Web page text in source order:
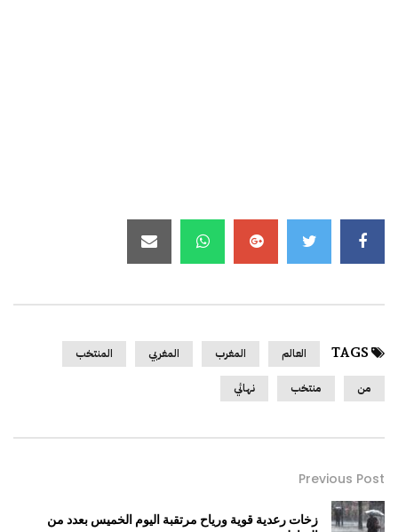
TAGS العالم المغرب المغربي المنتخب
من منتخب نهائي
Previous Post
زخات رعدية قوية ورياح مرتقبة اليوم الخميس بعدد من